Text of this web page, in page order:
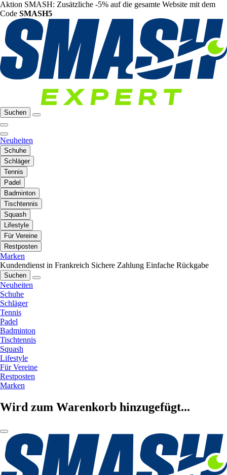
Aktion SMASH: Zusätzliche -5% auf die gesamte Website mit dem
Code SMASH5
Suchen
Neuheiten
Schuhe
Schläger
Tennis
Padel
Badminton
Tischtennis
Squash
Lifestyle
Für Vereine
Restposten
Marken
Kundendienst in Frankreich Sichere Zahlung Einfache Rückgabe
Suchen
Neuheiten
Schuhe
Schläger
Tennis
Padel
Badminton
Tischtennis
Squash
Lifestyle
Für Vereine
Restposten
Marken
Wird zum Warenkorb hinzugefügt...